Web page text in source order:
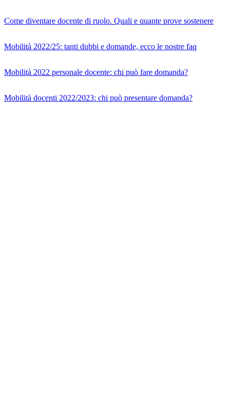
Come diventare docente di ruolo. Quali e quante prove sostenere
Mobilità 2022/25: tanti dubbi e domande, ecco le nostre faq
Mobilità 2022 personale docente: chi può fare domanda?
Mobilità docenti 2022/2023: chi può presentare domanda?